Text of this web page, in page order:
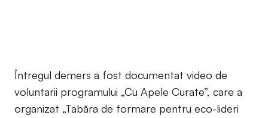
Întregul demers a fost documentat video de
voluntarii programului „Cu Apele Curate”, care a
organizat „Tabăra de formare pentru eco-lideri